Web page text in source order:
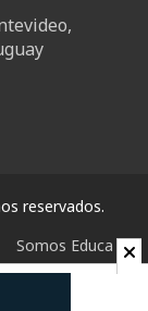
reservados.
Somos Educa